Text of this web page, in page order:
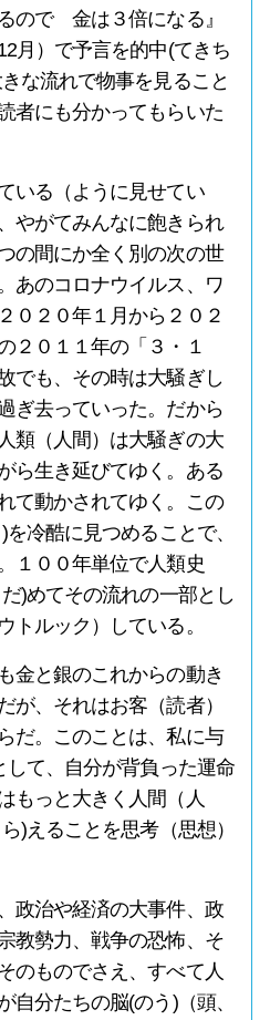
ので 金は３倍になる』
月）で予言を的中(てきち
な流れで物事を見ること
者にも分かってもらいた
いる（ように見せてい
やがてみんなに飽きられ
の間にか全く別の次の世
あのコロナウイルス、ワ
０２０年１月から２０２
２０１１年の「３・１
でも、その時は大騒ぎし
ぎ去っていった。だから
類（人間）は大騒ぎの大
ら生き延びてゆく。ある
て動かされてゆく。この
冷酷に見つめることで、
１００年単位で人類史
)めてその流れの一部とし
トルック）している。
金と銀のこれからの動き
が、それはお客（読者）
だ。このことは、私に与
して、自分が背負った運命
もっと大きく人間（人
)えることを思考（思想）
政治や経済の大事件、政
教勢力、戦争の恐怖、そ
のものでさえ、すべて人
自分たちの脳(のう)（頭、